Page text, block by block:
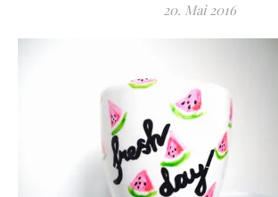
20. Mai 2016